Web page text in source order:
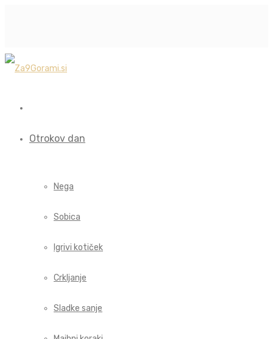
Otrokov dan
Nega
Sobica
Igrivi kotiček
Crkljanje
Sladke sanje